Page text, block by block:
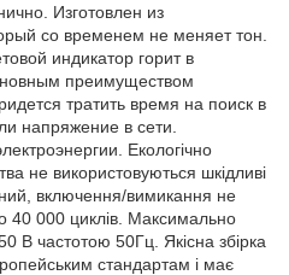
Изготовлен из
со временем не меняет тон.
индикатор горит в
преимуществом
тратить время на поиск в
напряжение в сети.
Екологічно
не використовуються шкідливі
включення/вимикання не
40 000 циклів. Максимально
В частотою 50Гц. Якісна збірка
стандартам і має